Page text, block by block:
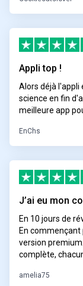
Appli top !
Alors déjà l'appli
science en fin
meilleure app
EnChs
J’ai eu mon
En 10 jours de
En commençant
version
complète,
amelia75